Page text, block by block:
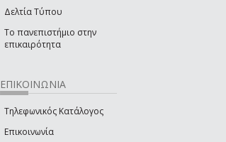
Δελτία Τύπου
Το πανεπιστήμιο στην
επικαιρότητα
ΕΠΙΚΟΙΝΩΝΙΑ
Τηλεφωνικός Κατάλογος
Επικοινωνία